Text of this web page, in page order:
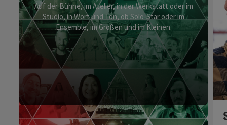
Auf der Bühne, im Atelier, in der Werkstatt oder im
Studio, in Wort und Ton, ob Solo-Star oder im
Ensemble, im Großen und im Kleinen.